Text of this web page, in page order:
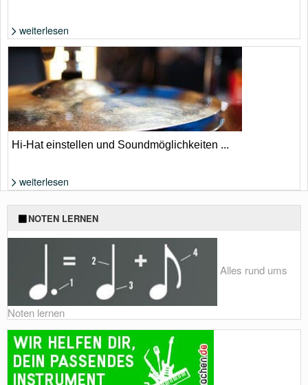
Richtig aufgebautes Schlagzeug | Foto: GEWA drums
weiterlesen
Hi-Hat einstellen und Soundmöglichkeiten ...
weiterlesen
NOTEN LERNEN
Alles rund ums
Noten lernen